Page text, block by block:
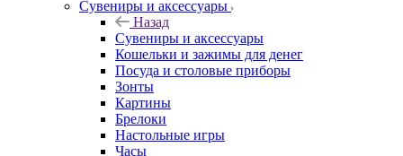
Сувениры и аксессуары
Назад
Сувениры и аксессуары
Кошельки и зажимы для денег
Посуда и столовые приборы
Зонты
Картины
Брелоки
Настольные игры
Часы